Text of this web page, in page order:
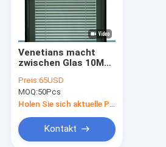
Venetians macht
zwischen Glas 10MM
kugelsicheren
Doppelverglasung
blind
Preis:65USD
MOQ:50Pcs
Kontakt